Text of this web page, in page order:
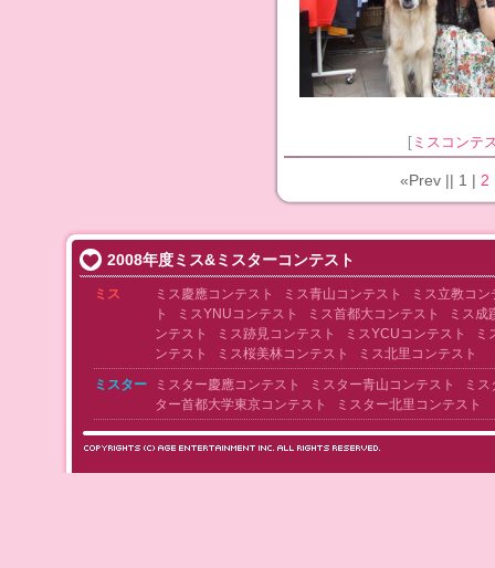
[ ミスコンテ
«Prev || 1 | 2
2008年度ミス&ミスターコンテスト
ミス ミス慶應コンテスト ミス青山コンテスト
ミス立教コン
ト
ミスYNUコンテスト ミス首都大コンテスト
ミス成
ンテスト
ミス跡見コンテスト ミスYCUコンテスト
ミ
ンテスト
ミス桜美林コンテスト
ミス北里コンテスト
ミスター
ミスター慶應コンテスト ミスター青山コンテスト
ミ
ター首都大学東京コンテスト
ミスター北里コンテスト